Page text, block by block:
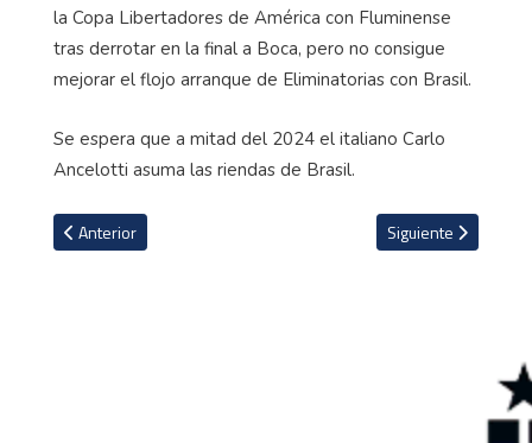
la Copa Libertadores de América con Fluminense
tras derrotar en la final a Boca, pero no consigue
mejorar el flojo arranque de Eliminatorias con Brasil.
Se espera que a mitad del 2024 el italiano Carlo
Ancelotti asuma las riendas de Brasil.
Artículo anterior: VIDEO: Estados Unidos pierde ante Trinidad y
Anterior Artículo siguiente:
Siguiente